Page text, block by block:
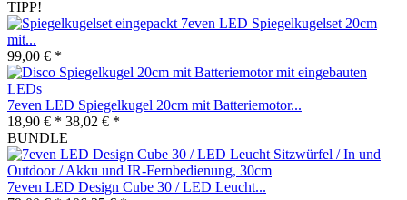
TIPP!
7even LED Spiegelkugelset 20cm
mit...
99,00 € *
7even LED Spiegelkugel 20cm mit Batteriemotor...
18,90 € * 38,02 € *
BUNDLE
7even LED Design Cube 30 / LED Leucht...